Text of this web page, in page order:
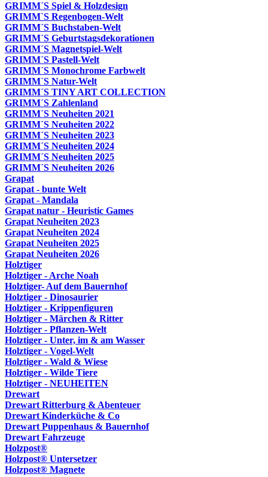
GRIMM´S Spiel & Holzdesign
GRIMM`S Regenbogen-Welt
GRIMM´S Buchstaben-Welt
GRIMM´S Geburtstagsdekorationen
GRIMM´S Magnetspiel-Welt
GRIMM´S Pastell-Welt
GRIMM´S Monochrome Farbwelt
GRIMM´S Natur-Welt
GRIMM´S TINY ART COLLECTION
GRIMM´S Zahlenland
GRIMM´S Neuheiten 2021
GRIMM´S Neuheiten 2022
GRIMM´S Neuheiten 2023
GRIMM´S Neuheiten 2024
GRIMM´S Neuheiten 2025
GRIMM´S Neuheiten 2026
Grapat
Grapat - bunte Welt
Grapat - Mandala
Grapat natur - Heuristic Games
Grapat Neuheiten 2023
Grapat Neuheiten 2024
Grapat Neuheiten 2025
Grapat Neuheiten 2026
Holztiger
Holztiger - Arche Noah
Holztiger- Auf dem Bauernhof
Holztiger - Dinosaurier
Holztiger - Krippenfiguren
Holztiger - Märchen & Ritter
Holztiger - Pflanzen-Welt
Holztiger - Unter, im & am Wasser
Holztiger - Vogel-Welt
Holztiger - Wald & Wiese
Holztiger - Wilde Tiere
Holztiger - NEUHEITEN
Drewart
Drewart Ritterburg & Abenteuer
Drewart Kinderküche & Co
Drewart Puppenhaus & Bauernhof
Drewart Fahrzeuge
Holzpost®
Holzpost® Untersetzer
Holzpost® Magnete